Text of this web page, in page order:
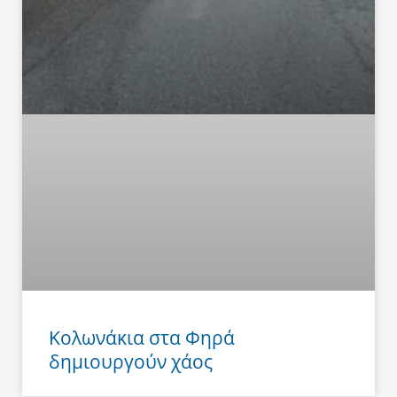
Κολωνάκια στα Φηρά
δημιουργούν χάος